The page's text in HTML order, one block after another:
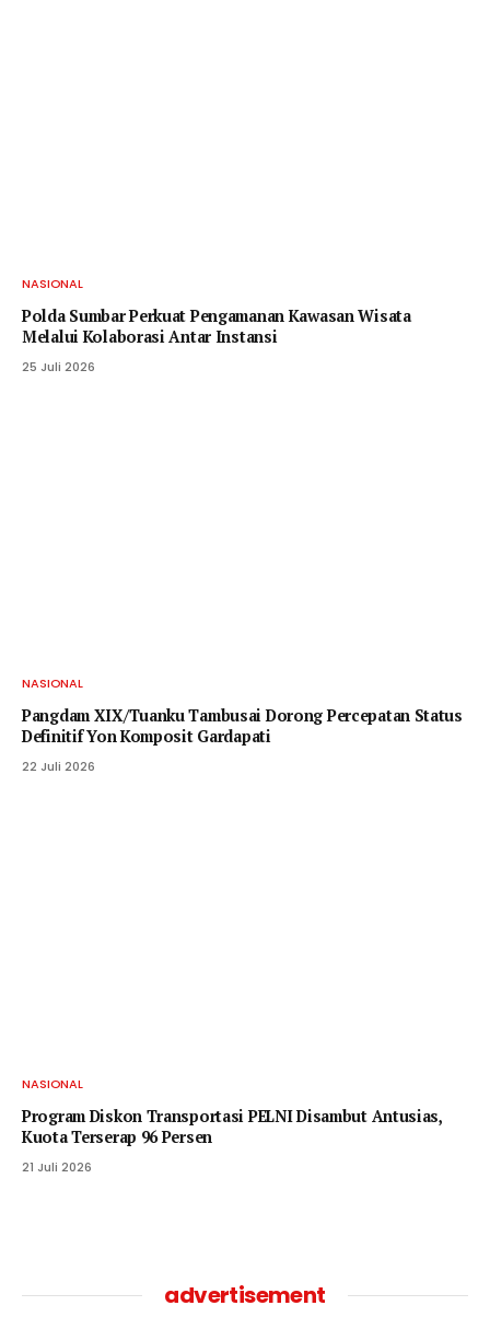
NASIONAL
Polda Sumbar Perkuat Pengamanan Kawasan Wisata
Melalui Kolaborasi Antar Instansi
25 Juli 2026
NASIONAL
Pangdam XIX/Tuanku Tambusai Dorong Percepatan Status
Definitif Yon Komposit Gardapati
22 Juli 2026
NASIONAL
Program Diskon Transportasi PELNI Disambut Antusias,
Kuota Terserap 96 Persen
21 Juli 2026
advertisement